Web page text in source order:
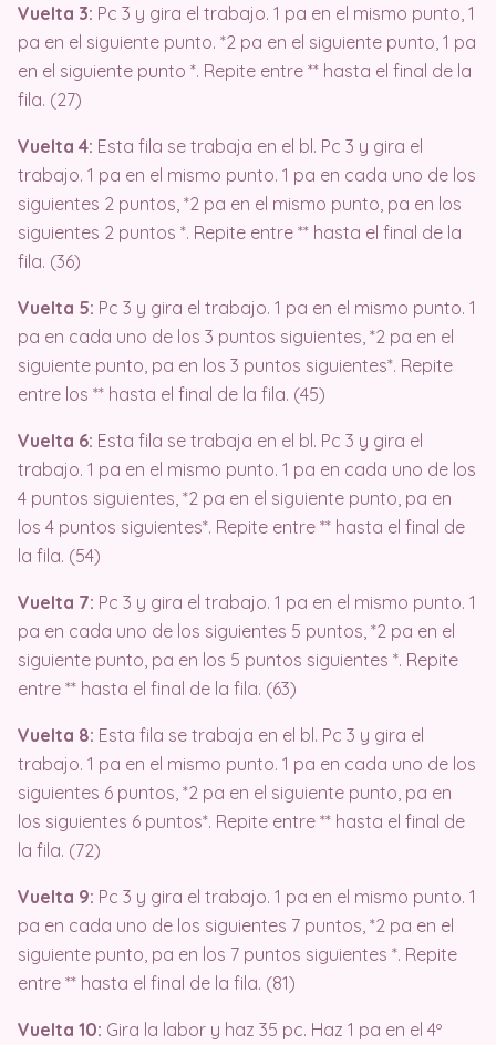
Vuelta 3: Pc 3 y gira el trabajo. 1 pa en el mismo punto, 1
pa en el siguiente punto. *2 pa en el siguiente punto, 1 pa
en el siguiente punto *. Repite entre ** hasta el final de la
fila. (27)
Vuelta 4: Esta fila se trabaja en el bl. Pc 3 y gira el
trabajo. 1 pa en el mismo punto. 1 pa en cada uno de los
siguientes 2 puntos, *2 pa en el mismo punto, pa en los
siguientes 2 puntos *. Repite entre ** hasta el final de la
fila. (36)
Vuelta 5: Pc 3 y gira el trabajo. 1 pa en el mismo punto. 1
pa en cada uno de los 3 puntos siguientes, *2 pa en el
siguiente punto, pa en los 3 puntos siguientes*. Repite
entre los ** hasta el final de la fila. (45)
Vuelta 6: Esta fila se trabaja en el bl. Pc 3 y gira el
trabajo. 1 pa en el mismo punto. 1 pa en cada uno de los
4 puntos siguientes, *2 pa en el siguiente punto, pa en
los 4 puntos siguientes*. Repite entre ** hasta el final de
la fila. (54)
Vuelta 7: Pc 3 y gira el trabajo. 1 pa en el mismo punto. 1
pa en cada uno de los siguientes 5 puntos, *2 pa en el
siguiente punto, pa en los 5 puntos siguientes *. Repite
entre ** hasta el final de la fila. (63)
Vuelta 8: Esta fila se trabaja en el bl. Pc 3 y gira el
trabajo. 1 pa en el mismo punto. 1 pa en cada uno de los
siguientes 6 puntos, *2 pa en el siguiente punto, pa en
los siguientes 6 puntos*. Repite entre ** hasta el final de
la fila. (72)
Vuelta 9: Pc 3 y gira el trabajo. 1 pa en el mismo punto. 1
pa en cada uno de los siguientes 7 puntos, *2 pa en el
siguiente punto, pa en los 7 puntos siguientes *. Repite
entre ** hasta el final de la fila. (81)
Vuelta 10: Gira la labor y haz 35 pc. Haz 1 pa en el 4º